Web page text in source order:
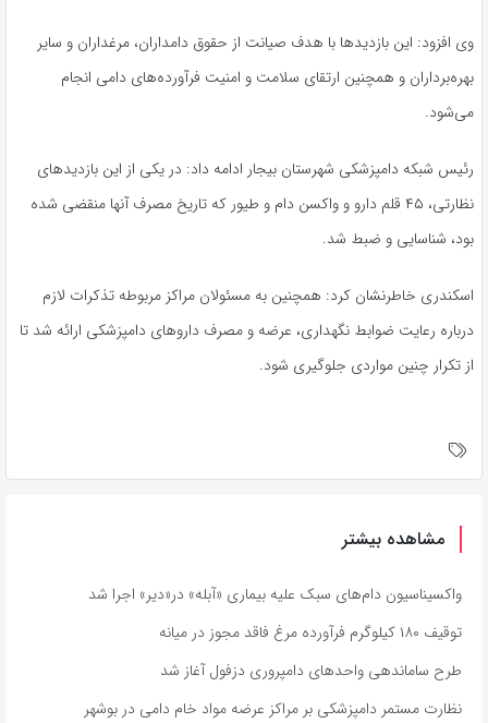
وی افزود: این بازدیدها با هدف صیانت از حقوق دامداران، مرغداران و سایر
بهره‌برداران و همچنین ارتقای سلامت و امنیت فرآورده‌های دامی انجام
می‌شود.
رئیس شبکه دامپزشکی شهرستان بیجار ادامه داد: در یکی از این بازدیدهای
نظارتی، ۴۵ قلم دارو و واکسن دام و طیور که تاریخ مصرف آنها منقضی شده
بود، شناسایی و ضبط شد.
اسکندری خاطرنشان کرد: همچنین به مسئولان مراکز مربوطه تذکرات لازم
درباره رعایت ضوابط نگهداری، عرضه و مصرف داروهای دامپزشکی ارائه شد تا
از تکرار چنین مواردی جلوگیری شود.
مشاهده بیشتر
واکسیناسیون دام‌های سبک علیه بیماری «آبله» در«دیر» اجرا شد
توقیف ۱۸۰ کیلوگرم فرآورده مرغ فاقد مجوز در میانه
طرح ساماندهی واحدهای دامپروری دزفول آغاز شد
نظارت مستمر دامپزشکی بر مراکز عرضه مواد خام دامی در بوشهر